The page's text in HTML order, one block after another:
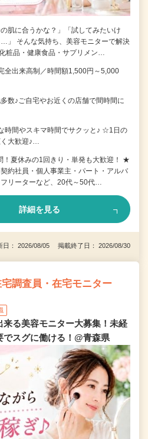
の肌に合うかな？」「試してみたいけ
」 そんな気持ち、美容モニターで解決
粧品・健康食品・サプリメン…
全出来高制／時間額1,500円～5,000
♪ご自宅やお近くの店舗で間時間に
時間やスキマ時間でサクッと♪ ☆1日の
大歓迎♪…
！夏休みの1回きり・単発も大歓迎！ ★
約社員・個人事業主・パート・アルバ
リーターなど、20代～50代…
詳細を見る
日： 2026/08/05 掲載終了日： 2026/08/30
調査員・在宅モニター
る美容モニター大募集！未経
スグに働ける！@青森県